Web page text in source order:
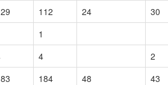
112 24 30
1
4 2
184 48 43